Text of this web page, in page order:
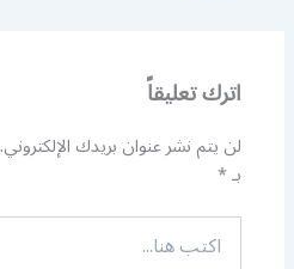
اترك تعليقاً
لن يتم نشر عنوان بريدك الإلكتروني.
بـ*
اكتب
هنا...